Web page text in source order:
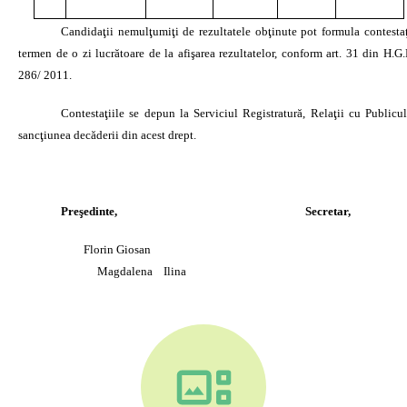
Candidaţii nemulţumiţi de rezultatele obţinute pot formula
termen de o zi lucrătoare de la afişarea rezultatelor, conform art. 31 din
286/ 2011.
Contestaţiile se depun la Serviciul Registratură, Relaţii cu
sancţiunea decăderii din acest drept.
Preşedinte, Secretar,
Florin Giosan
Magdalena Ilina